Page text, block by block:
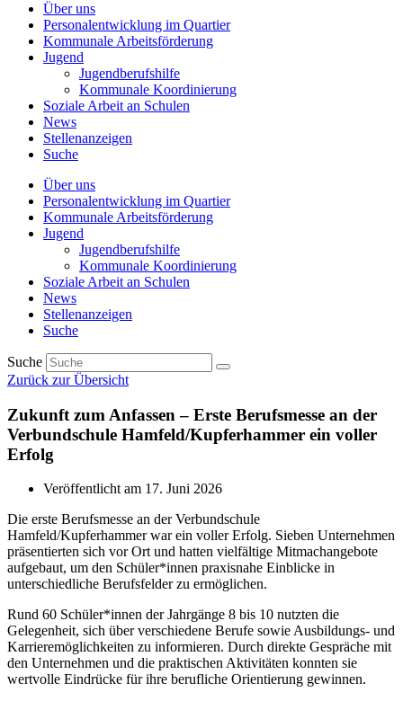
Über uns
Personalentwicklung im Quartier
Kommunale Arbeitsförderung
Jugend
Jugendberufshilfe
Kommunale Koordinierung
Soziale Arbeit an Schulen
News
Stellenanzeigen
Suche
Über uns
Personalentwicklung im Quartier
Kommunale Arbeitsförderung
Jugend
Jugendberufshilfe
Kommunale Koordinierung
Soziale Arbeit an Schulen
News
Stellenanzeigen
Suche
Suche
Zurück zur Übersicht
Zukunft zum Anfassen – Erste Berufsmesse an der
Verbundschule Hamfeld/Kupferhammer ein voller
Erfolg
Veröffentlicht am 17. Juni 2026
Die erste Berufsmesse an der Verbundschule
Hamfeld/Kupferhammer war ein voller Erfolg. Sieben Unternehmen
präsentierten sich vor Ort und hatten vielfältige Mitmachangebote
aufgebaut, um den Schüler*innen praxisnahe Einblicke in
unterschiedliche Berufsfelder zu ermöglichen.
Rund 60 Schüler*innen der Jahrgänge 8 bis 10 nutzten die
Gelegenheit, sich über verschiedene Berufe sowie Ausbildungs- und
Karrieremöglichkeiten zu informieren. Durch direkte Gespräche mit
den Unternehmen und die praktischen Aktivitäten konnten sie
wertvolle Eindrücke für ihre berufliche Orientierung gewinnen.